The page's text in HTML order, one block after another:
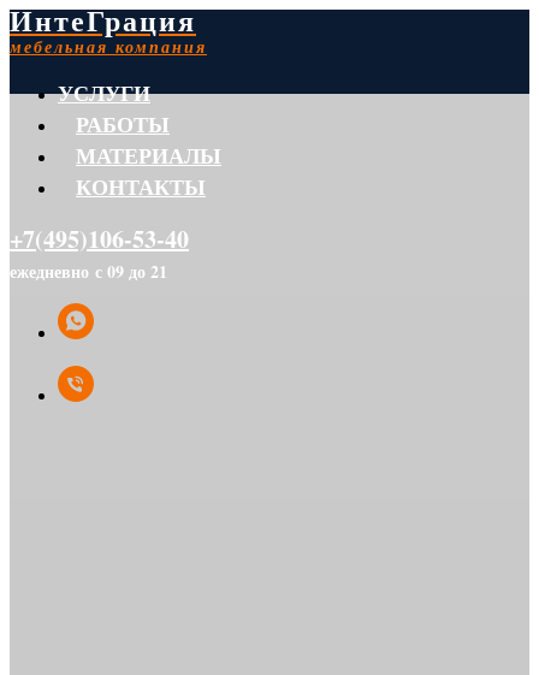
ИнтеГрация
мебельная компания
УСЛУГИ
РАБОТЫ
МАТЕРИАЛЫ
КОНТАКТЫ
+7(495)106-53-40
ежедневно с 09 до 21